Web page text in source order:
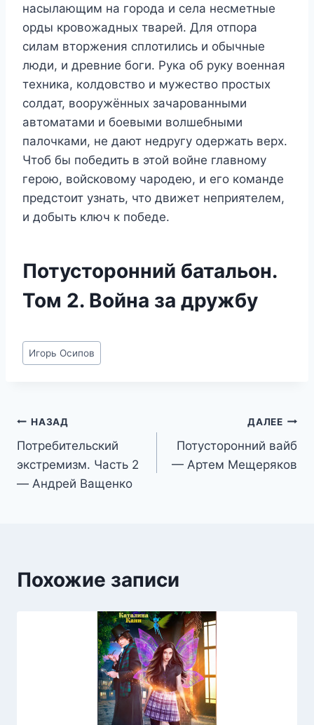
насылающим на города и села несметные
орды кровожадных тварей. Для отпора
силам вторжения сплотились и обычные
люди, и древние боги. Рука об руку военная
техника, колдовство и мужество простых
солдат, вооружённых зачарованными
автоматами и боевыми волшебными
палочками, не дают недругу одержать верх.
Чтоб бы победить в этой войне главному
герою, войсковому чародею, и его команде
предстоит узнать, что движет неприятелем,
и добыть ключ к победе.
Потусторонний батальон.
Том 2. Война за дружбу
Метки
записи:
Игорь Осипов
Навигация
по
записям
НАЗАД
Потребительский
экстремизм. Часть 2
— Андрей Ващенко
ДАЛЕЕ
Потусторонний вайб
— Артем Мещеряков
Похожие записи